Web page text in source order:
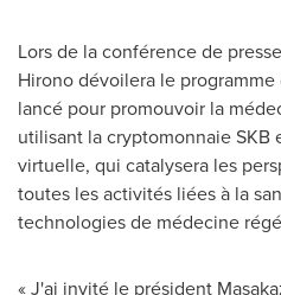
Lors de laconférence de
Hironodévoilera le
lancé pour promouvoir la
utilisant la cryptomonnaie SKB
virtuelle, qui catalysera les
toutes les activités liées à la
technologies de médecine
« J'ai invité le président